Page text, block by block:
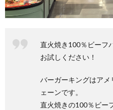
直火焼き100％ビーフ
お試しください！
バーガーキングはア
ェーンです。
直火焼きの100％ビー